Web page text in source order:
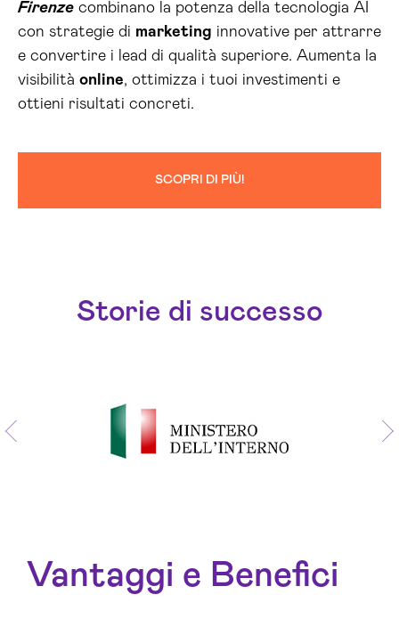
Firenze combinano la potenza della tecnologia AI
con strategie di marketing innovative per attrarre
e convertire i lead di qualità superiore. Aumenta la
visibilità online, ottimizza i tuoi investimenti e
ottieni risultati concreti.
SCOPRI DI PIÙ!
Storie di successo
Vantaggi e Benefici